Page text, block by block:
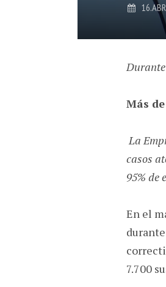
Más
La
casos
95% de
En el
7.700